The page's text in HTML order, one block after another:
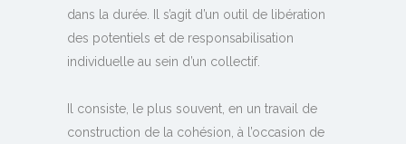
dans la durée. Il s’agit d’un outil de libération
des potentiels et de responsabilisation
individuelle au sein d’un collectif.
Il consiste, le plus souvent, en un travail de
construction de la cohésion, à l’occasion de